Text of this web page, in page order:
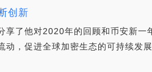
创新
享了他对2020年的回顾和币安新
，促进全球加密生态的可持续发展